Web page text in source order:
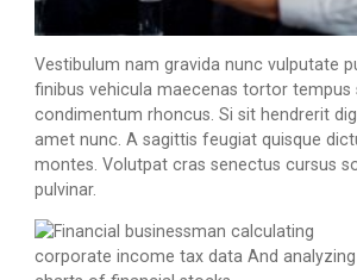
Vestibulum nam gravida nunc vulputate
finibus vehicula maecenas tortor tempus
condimentum rhoncus. Si sit hendrerit
amet nunc. A sagittis feugiat quisque
montes. Volutpat cras senectus cursus
pulvinar.